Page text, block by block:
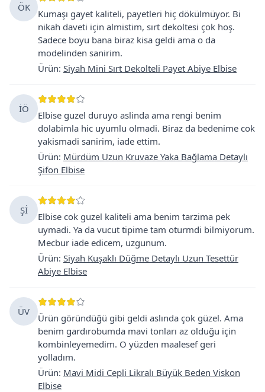
ÖK
Kumaşı gayet kaliteli, payetleri hiç dökülmüyor. Bi
nikah daveti için almistim, sırt dekoltesi çok hoş.
Sadece boyu bana biraz kisa geldi ama o da
modelinden sanirim.
Ürün: Siyah Mini Sırt Dekolteli Payet Abiye Elbise
İÖ
Elbise guzel duruyo aslinda ama rengi benim
dolabimla hic uyumlu olmadi. Biraz da bedenime cok
yakismadi sanirim, iade ettim.
Ürün: Mürdüm Uzun Kruvaze Yaka Bağlama Detaylı
Şifon Elbise
Şİ
Elbise cok guzel kaliteli ama benim tarzima pek
uymadi. Ya da vucut tipime tam oturmdi bilmiyorum.
Mecbur iade edicem, uzgunum.
Ürün: Siyah Kuşaklı Düğme Detaylı Uzun Tesettür
Abiye Elbise
ÜV
Ürün göründüğü gibi geldi aslında çok güzel. Ama
benim gardırobumda mavi tonları az olduğu için
kombinleyemedim. O yüzden maalesef geri
yolladım.
Ürün: Mavi Midi Cepli Likralı Büyük Beden Viskon
Elbise